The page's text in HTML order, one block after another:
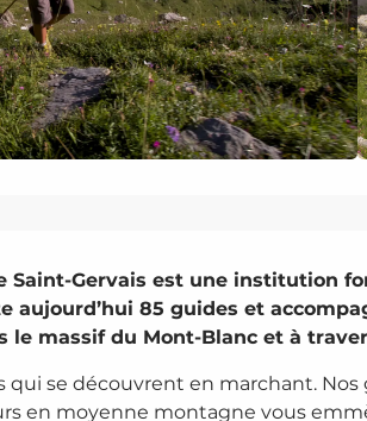
Saint-Gervais est une institution
aujourd’hui 85 guides et
le massif du Mont-Blanc et à
qui se découvrent en marchant.
en moyenne montagne vous